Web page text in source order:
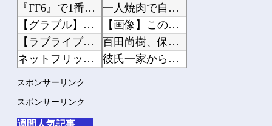
『FF6』で1番苦戦する所といえば？
【グラブル】無料石で天井して何もでないときって怒る？
【ラブライブ！】【画像】蓮ノ空お散歩日記の店舗特典イラストが公開される【DOLL...
ネットフリックスの脚本料は「地上波の5倍ぐらい」 役作りで増量の役者には食費の補...
一人焼肉で自慢する奴はまだまだ素人
【画像】このグランドセイコー買うか迷う‥‥
百田尚樹、保守著名インフルエンサーへの自民党献金疑惑を投稿し炎上
彼氏一家から親戚の工事代90万円を立て替えるよう求められた。「親戚は50万円入金...
スポンサーリンク
スポンサーリンク